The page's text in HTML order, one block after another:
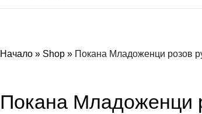
Начало » Shop » Покана Mладоженци розов
Покана Mладоженци